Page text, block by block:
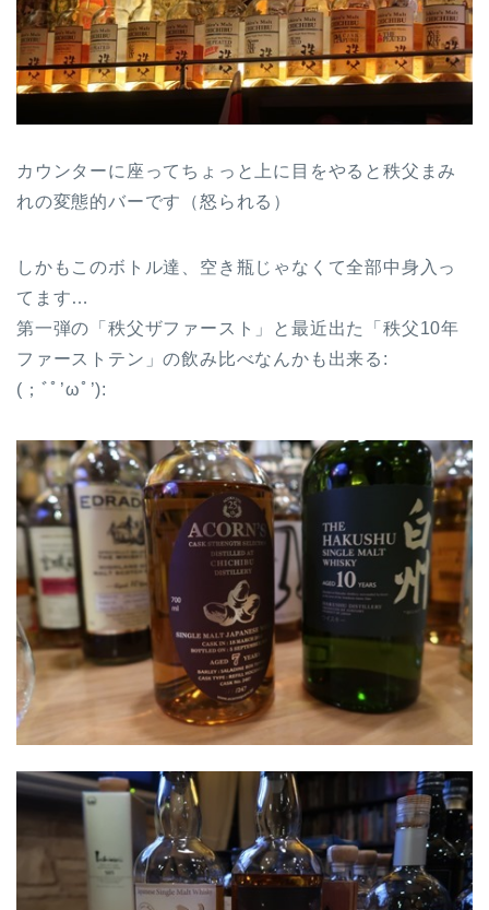
カウンターに座ってちょっと上に目をやると秩父まみ
れの変態的バーです（怒られる）
しかもこのボトル達、空き瓶じゃなくて全部中身入っ
てます…
第一弾の「秩父ザファースト」と最近出た「秩父10年
ファーストテン」の飲み比べなんかも出来る:
(；ﾞﾟ’ωﾟ’):